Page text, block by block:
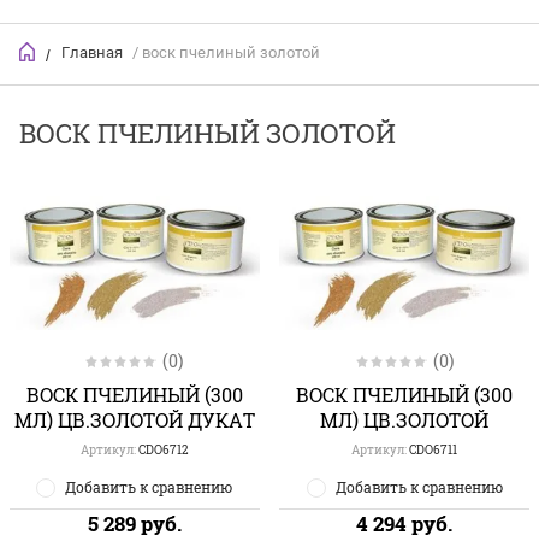
/ Главная / воск пчелиный золотой
ВОСК ПЧЕЛИНЫЙ ЗОЛОТОЙ
(0)
ВОСК ПЧЕЛИНЫЙ (300
МЛ) ЦВ.ЗОЛОТОЙ ДУКАТ
Артикул:CDO6712
Добавить к сравнению
5 289руб.
(0)
ВОСК ПЧЕЛИНЫЙ (300
МЛ) ЦВ.ЗОЛОТОЙ
Артикул:CDO6711
Добавить к сравнению
4 294руб.